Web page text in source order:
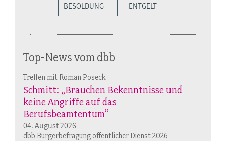
BESOLDUNG ENTGELT
Top-News vom dbb
Treffen mit Roman Poseck
Schmitt: „Brauchen Bekenntnisse und
keine Angriffe auf das
Berufsbeamtentum“
04. August 2026
dbb Bürgerbefragung öffentlicher Dienst 2026